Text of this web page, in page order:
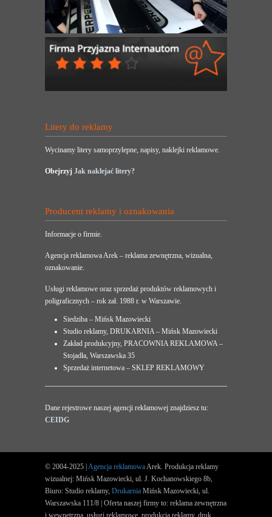
Litery do reklamy
Wycinamy litery samoprzylepne, napisy, naklejki reklamowe.
Obejrzyj Jak naklejać litery?
Producent reklamy i oznakowania
Informacje o firmie.
Agencja reklamowa Arek – reklama zewnętrzna, wizualna,
oznakowanie.
Usługi reklamowe oraz sprzedaż produktów reklamowych i
poligraficznych – rok zał. 1988 r. w Warszawie.
Siedziba – Mińsk Mazowiecki
Studio reklamy, DRUKARNIA – Mińsk Mazowiecki
Zakład produkcyjny, PRACOWNIA REKLAMOWA –
Stojadła, Warszawska 35
Sprzedaż internetowa – SKLEP REKLAMOWY
Dane rejestrowe naszej agencji reklamowej znajdziesz tu:
CEIDG
© 2004-2025 | Agencja reklamowaArek. Produkcja reklamy
wizualnej: Mińsk Mazowiecki, ul. J. Kochanowskiego 8b,
Biuro: Studio reklamy, Drukarnia Mińsk Mazowiecki, ul.
Warszawska 111/8 | Oferta naszej firmy to: reklama zewnętrzna
i wewnętrzna, usługi reklamowe, produkcja reklamy, druk.